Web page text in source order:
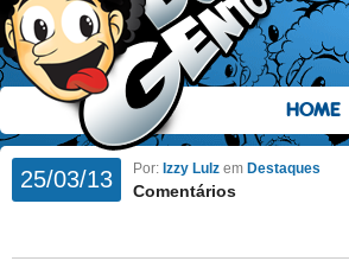
HOME
25/03/13 Por: Izzy Lulz em Destaques
Comentários